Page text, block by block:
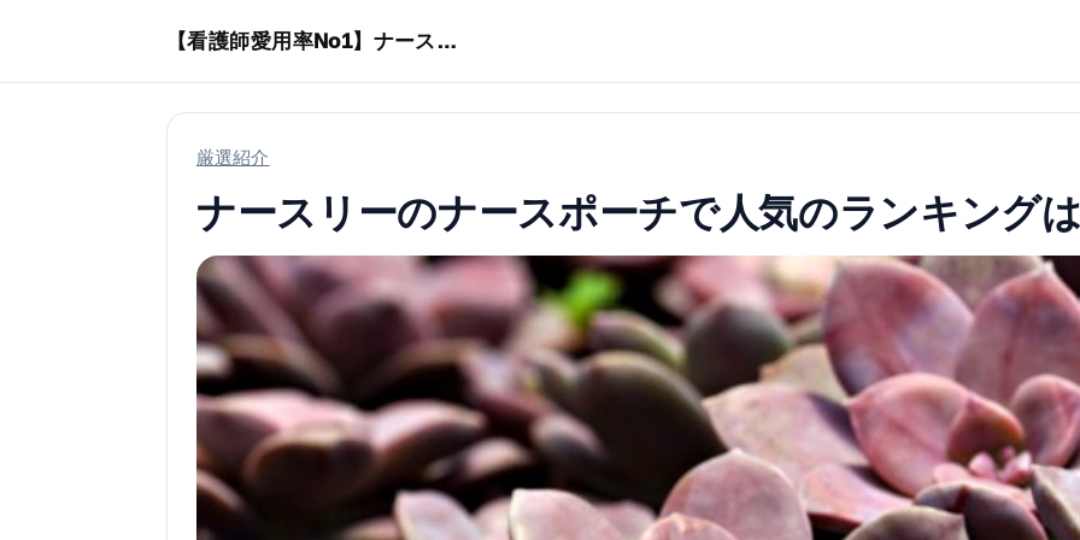
【看護師愛用率No1】ナースリーで人気の商品はコレ
厳選紹介
ナースリーのナースポーチで人気のランキング